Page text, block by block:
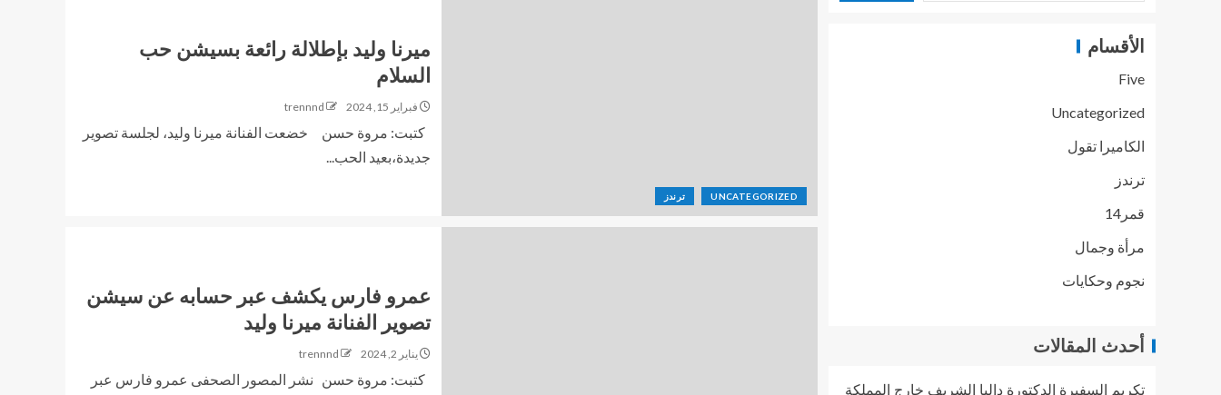
UNCATEGORIZED ترندز
ميرنا وليد بإطلالة رائعة بسيشن حب
السلام
فبراير 15, 2024 trennnd
كتبت: مروة حسن خضعت الفنانة ميرنا وليد، لجلسة تصوير
جديدة،بعيد الحب...
عمرو فارس يكشف عبر حسابه عن سيشن
تصوير الفنانة ميرنا وليد
يناير 2, 2024 trennnd
كتبت: مروة حسن نشر المصور الصحفى عمرو فارس عبر
الأقسام
Five
Uncategorized
الكاميرا تقول
ترندز
قمر14
مرأة وجمال
نجوم وحكايات
أحدث المقالات
تكريم السفيرة الدكتورة داليا الشريف خارج المملكة